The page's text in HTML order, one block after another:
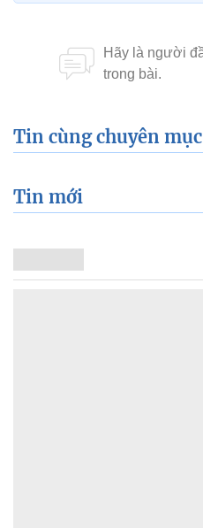
Tin cùng chuyên mục
Tin mới